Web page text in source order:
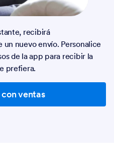
recibirá
nuevo envío. Personalice
de la app para recibir la
prefiera.
ventas